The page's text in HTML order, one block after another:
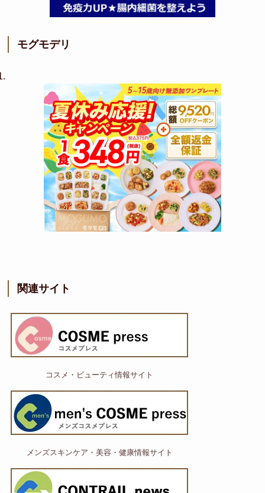
モグモデリ
関連サイト
コスメ・ビューティ情報サイト
メンズスキンケア・美容・健康情報サイト